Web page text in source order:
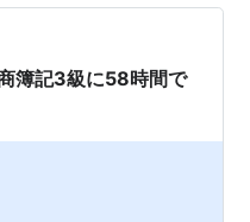
簿記3級に58時間で